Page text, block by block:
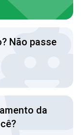
Não passe
da